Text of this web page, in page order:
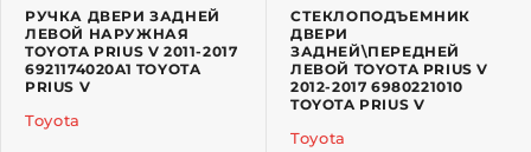
РУЧКА ДВЕРИ ЗАДНЕЙ
ЛЕВОЙ НАРУЖНАЯ
TOYOTA PRIUS V 2011-2017
6921174020A1 TOYOTA
PRIUS V
Toyota
СТЕКЛОПОДЪЕМНИК
ДВЕРИ
ЗАДНЕЙ\ПЕРЕДНЕЙ
ЛЕВОЙ TOYOTA PRIUS V
2012-2017 6980221010
TOYOTA PRIUS V
Toyota